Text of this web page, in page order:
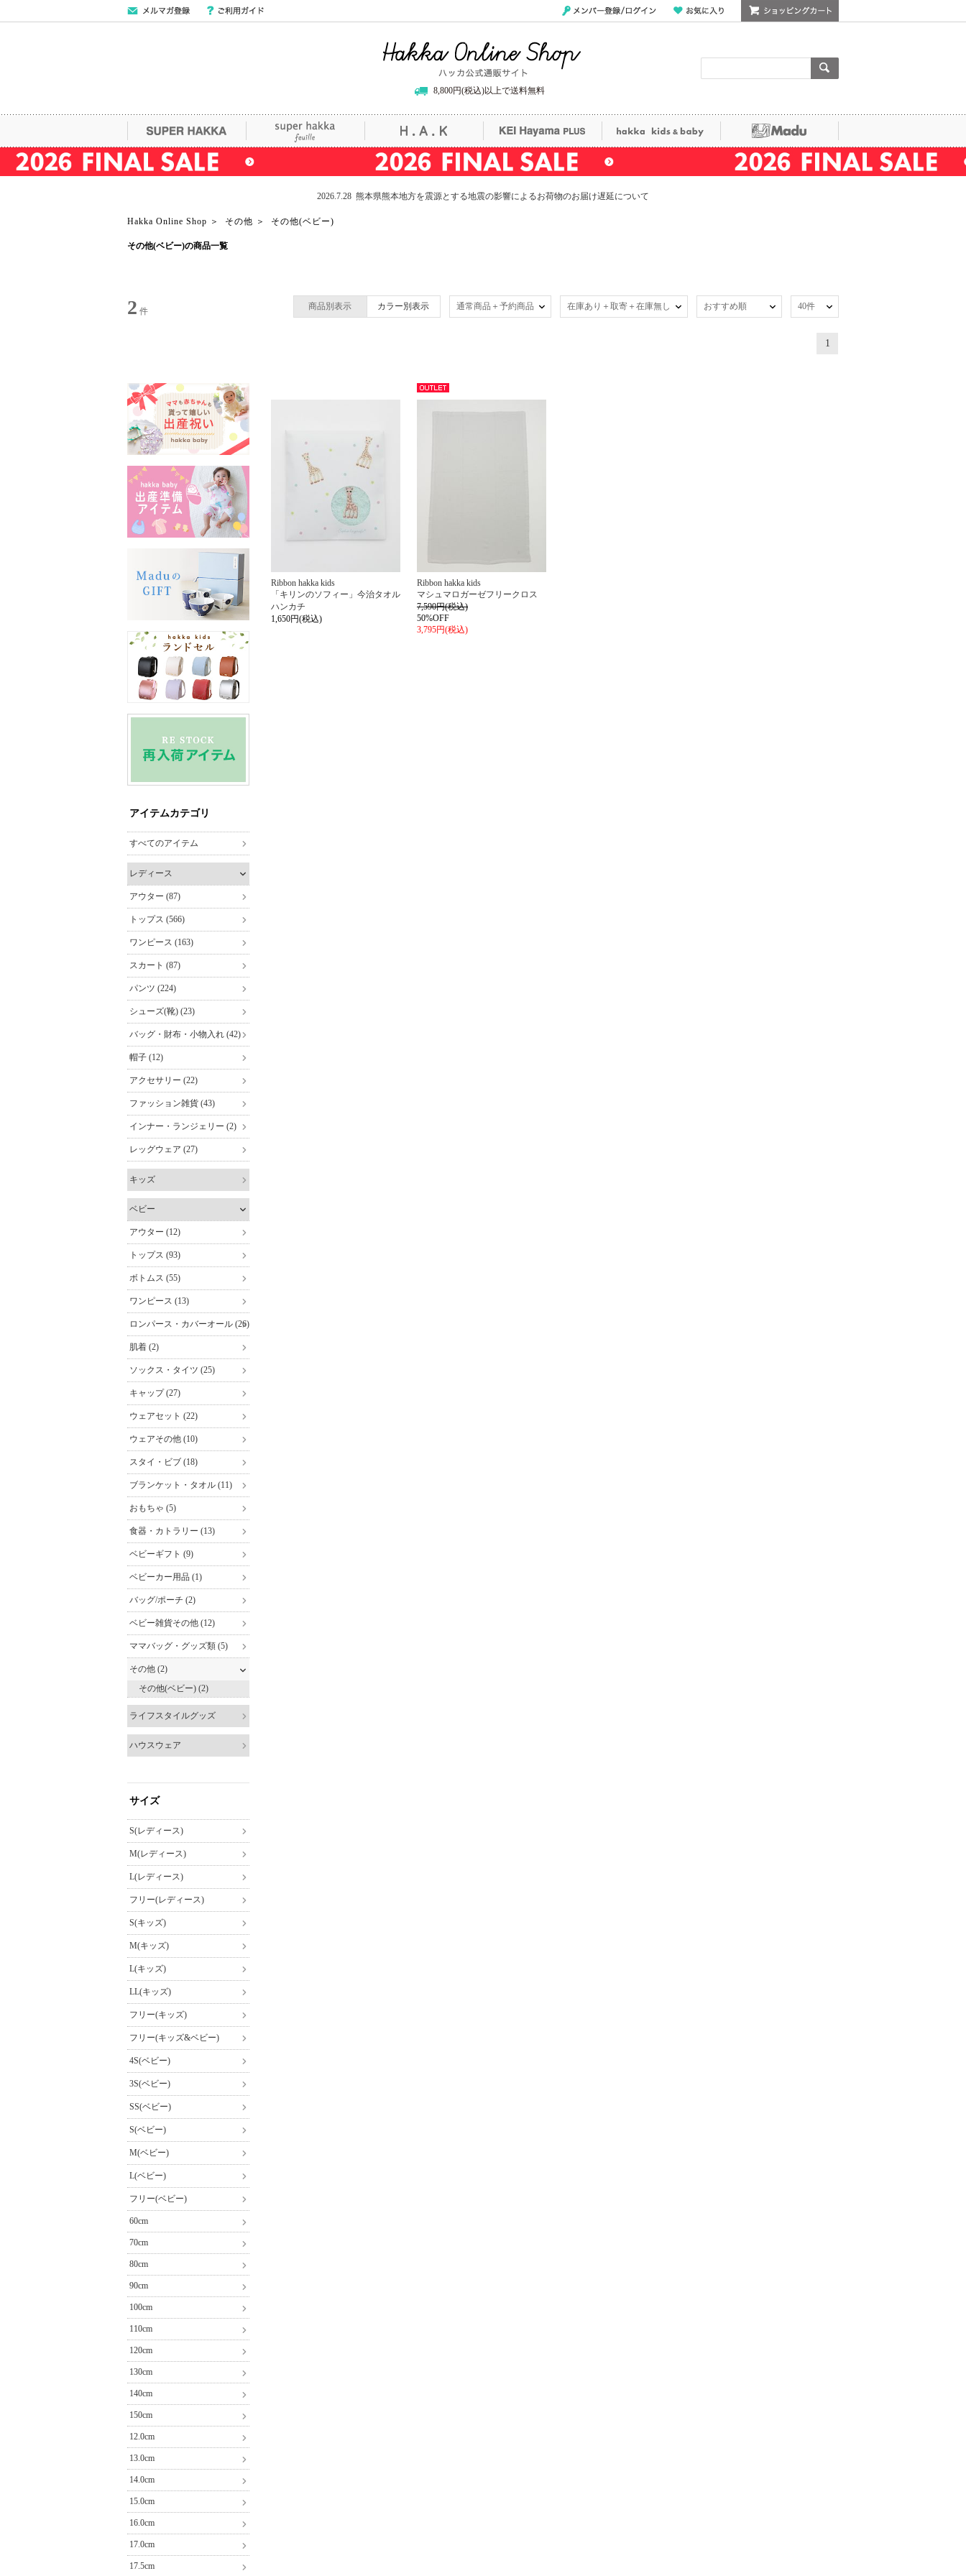
メールマガジン
ご利用ガイド メンバー登録/ログイン お気に入り
8,800円(税込)以上で送料無料
SUPER HAKKA H.A.K KEI Hayama PLUS Madu
2026.7.28 熊本県熊本地方を震源とする地震の影響によるお荷物のお届け遅延について
Hakka Online Shop ＞ その他 ＞ その他(ベビー)
その他(ベビー)の商品一覧
2 件 商品別表示 カラー別表示 通常商品＋予約商品 在庫あり＋取寄＋在庫無し おすすめ順 40件
1
アイテムカテゴリ
すべてのアイテム
レディース
アウター (87)
トップス (566)
ワンピース (163)
スカート (87)
パンツ (224)
シューズ(靴) (23)
バッグ・財布・小物入れ (42)
帽子 (12)
アクセサリー (22)
ファッション雑貨 (43)
インナー・ランジェリー (2)
レッグウェア (27)
キッズ
ベビー
アウター (12)
トップス (93)
ボトムス (55)
ワンピース (13)
ロンパース・カバーオール (26)
肌着 (2)
ソックス・タイツ (25)
キャップ (27)
ウェアセット (22)
ウェアその他 (10)
スタイ・ビブ (18)
ブランケット・タオル (11)
おもちゃ (5)
食器・カトラリー (13)
ベビーギフト (9)
ベビーカー用品 (1)
バッグ/ポーチ (2)
ベビー雑貨その他 (12)
ママバッグ・グッズ類 (5)
その他 (2)
その他(ベビー) (2)
ライフスタイルグッズ
ハウスウェア
サイズ
S(レディース)
M(レディース)
L(レディース)
フリー(レディース)
S(キッズ)
M(キッズ)
L(キッズ)
LL(キッズ)
フリー(キッズ)
フリー(キッズ&ベビー)
4S(ベビー)
3S(ベビー)
SS(ベビー)
S(ベビー)
M(ベビー)
L(ベビー)
フリー(ベビー)
60cm
70cm
80cm
90cm
100cm
110cm
120cm
130cm
140cm
150cm
12.0cm
13.0cm
14.0cm
15.0cm
16.0cm
17.0cm
17.5cm
Ribbon hakka kids
「キリンのソフィー」今治タオル
ハンカチ
1,650円(税込)
アウト
Ribbon hakka kids
マシュマロガーゼフリークロス
7,590円(税込)
50%OFF
3,795円(税込)